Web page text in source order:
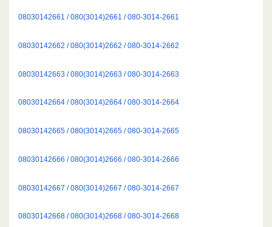
08030142661 / 080(3014)2661 / 080-3014-2661
08030142662 / 080(3014)2662 / 080-3014-2662
08030142663 / 080(3014)2663 / 080-3014-2663
08030142664 / 080(3014)2664 / 080-3014-2664
08030142665 / 080(3014)2665 / 080-3014-2665
08030142666 / 080(3014)2666 / 080-3014-2666
08030142667 / 080(3014)2667 / 080-3014-2667
08030142668 / 080(3014)2668 / 080-3014-2668